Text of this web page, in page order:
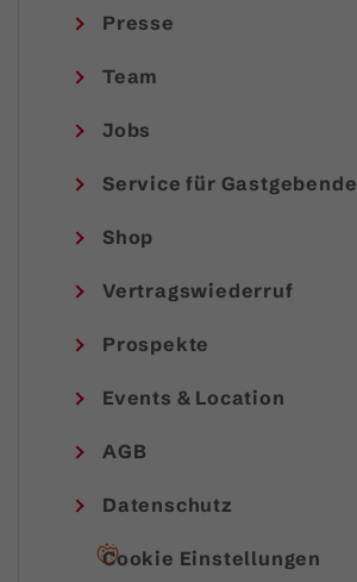
Presse
Team
Jobs
Service für Gastgebende
Shop
Vertragswiederruf
Prospekte
Events & Location
AGB
Datenschutz
Cookie Einstellungen